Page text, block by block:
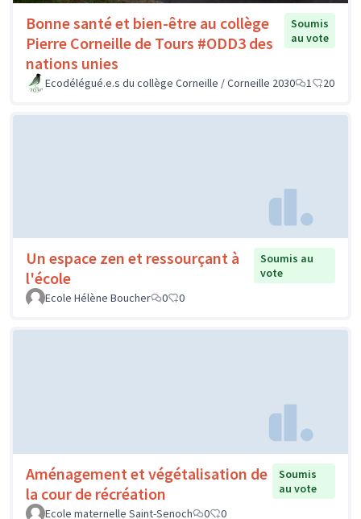
Bonne santé et bien-être au collège
Pierre Corneille de Tours #ODD3 des
nations unies
Soumis
au vote
Ecodélégué.e.s du collège Corneille / Corneille 2030 1 20
Un espace zen et ressourçant à
l'école
Soumis au
vote
Ecole Hélène Boucher
0 0
Aménagement et végétalisation de
la cour de récréation
Soumis
au vote
Ecole maternelle Saint-Senoch
0 0